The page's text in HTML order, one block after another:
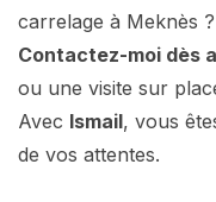
carrelage à Meknès ?
Contactez-moi dès
ou une visite sur
Avec Ismail, vous
de vos attentes.